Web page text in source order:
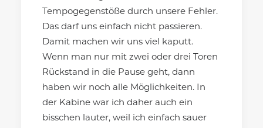
Tempogegenstöße durch unsere Fehler.
Das darf uns einfach nicht passieren.
Damit machen wir uns viel kaputt.
Wenn man nur mit zwei oder drei Toren
Rückstand in die Pause geht, dann
haben wir noch alle Möglichkeiten. In
der Kabine war ich daher auch ein
bisschen lauter, weil ich einfach sauer